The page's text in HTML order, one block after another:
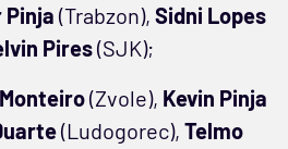
Pinja (Trabzon), Sidni Lopes
Pires(SJK);
(Zvole), Kevin Pinja
(Ludogorec), Telmo